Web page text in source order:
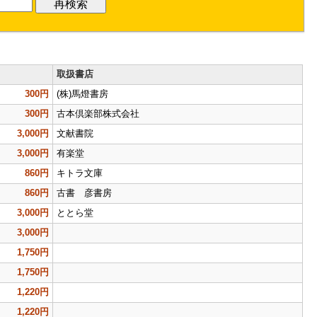
取扱書店
300円
(株)馬燈書房
300円
古本倶楽部株式会社
3,000円
文献書院
3,000円
有楽堂
860円
キトラ文庫
860円
古書 彦書房
3,000円
ととら堂
3,000円
1,750円
1,750円
1,220円
1,220円